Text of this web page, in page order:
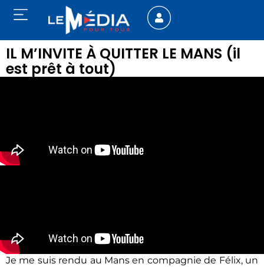
IL M’INVITE À QUITTER LE MANS (il
est prêt à tout)
Je me suis rendu au Mans en compagnie de Félix, un